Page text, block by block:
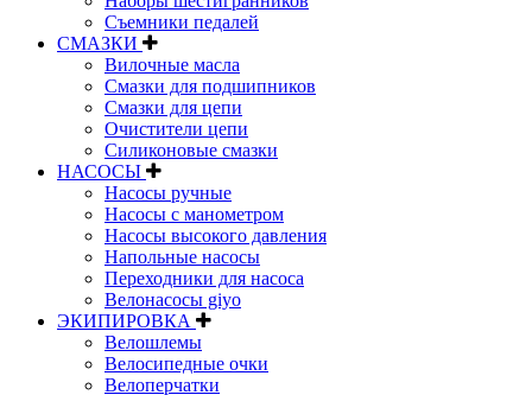
Съемники педалей
СМАЗКИ
Вилочные масла
Смазки для подшипников
Смазки для цепи
Очистители цепи
Силиконовые смазки
НАСОСЫ
Насосы ручные
Насосы с манометром
Насосы высокого давления
Напольные насосы
Переходники для насоса
Велонасосы giyo
ЭКИПИРОВКА
Велошлемы
Велосипедные очки
Велоперчатки